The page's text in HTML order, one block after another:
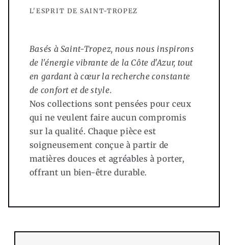
L'ESPRIT DE SAINT-TROPEZ
Basés à Saint-Tropez, nous nous inspirons
de l'énergie vibrante de la Côte d'Azur, tout
en gardant à cœur la recherche constante
de confort et de style.
Nos collections sont pensées pour ceux
qui ne veulent faire aucun compromis
sur la qualité. Chaque pièce est
soigneusement conçue à partir de
matières douces et agréables à porter,
offrant un bien-être durable.